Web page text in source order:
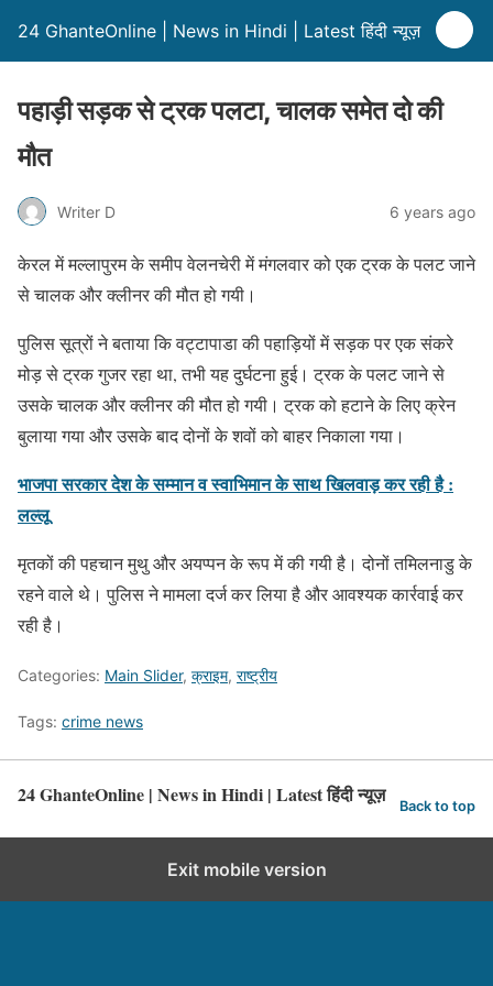
24 GhanteOnline | News in Hindi | Latest हिंदी न्यूज़
पहाड़ी सड़क से ट्रक पलटा, चालक समेत दो की
मौत
Writer D 6 years ago
केरल में मल्लापुरम के समीप वेलनचेरी में मंगलवार को एक ट्रक के पलट जाने
से चालक और क्लीनर की मौत हो गयी।
पुलिस सूत्रों ने बताया कि वट्टापाडा की पहाड़ियों में सड़क पर एक संकरे
मोड़ से ट्रक गुजर रहा था, तभी यह दुर्घटना हुई। ट्रक के पलट जाने से
उसके चालक और क्लीनर की मौत हो गयी। ट्रक को हटाने के लिए क्रेन
बुलाया गया और उसके बाद दोनों के शवों को बाहर निकाला गया।
भाजपा सरकार देश के सम्मान व स्वाभिमान के साथ खिलवाड़ कर रही है :
लल्लू
मृतकों की पहचान मुथु और अयप्पन के रूप में की गयी है। दोनों तमिलनाडु के
रहने वाले थे। पुलिस ने मामला दर्ज कर लिया है और आवश्यक कार्रवाई कर
रही है।
Categories: Main Slider, क्राइम, राष्ट्रीय
Tags: crime news
24 GhanteOnline | News in Hindi | Latest हिंदी न्यूज़ Back to top
Exit mobile version